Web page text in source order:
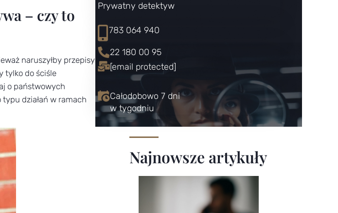
– czy to
naruszyłby przepisy
tylko do ściśle
o państwowych
działań w ramach
Prywatny detektyw
783 064 940
22 180 00 95
[email protected]
Całodobowo 7 dni
w tygodniu
Najnowsze artykuły